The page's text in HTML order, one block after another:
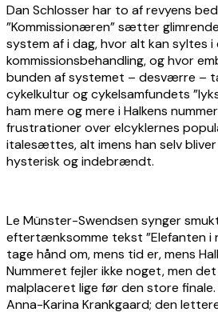
Dan Schlosser har to af revyens
”Kommissionæren” sætter
system af i dag, hvor alt kan syltes i
kommissionsbehandling, og hvor
bunden af systemet – desværre –
cykelkultur og cykelsamfundets
ham mere og mere i Halkens
frustrationer over elcyklernes
italesættes, alt imens han selv
hysterisk og indebrændt.
Le Münster-Swendsen synger
eftertænksomme tekst ”Elefanten i
tage hånd om, mens tid er, mens
Nummeret fejler ikke noget, men
malplaceret lige før den store
Anna-Karina Krankgaard; den